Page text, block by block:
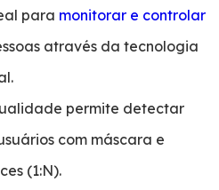
para monitorar e controlar
através da tecnologia
permite detectar
com máscara e
(1:N).